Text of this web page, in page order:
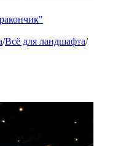
/Всё для ландшафта/